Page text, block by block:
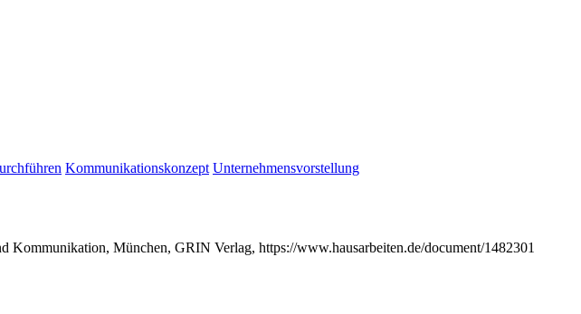
Kommunikationskonzept Unternehmensvorstellung
Kommunikation, München, GRIN Verlag, https://www.hausarbeiten.de/document/1482301